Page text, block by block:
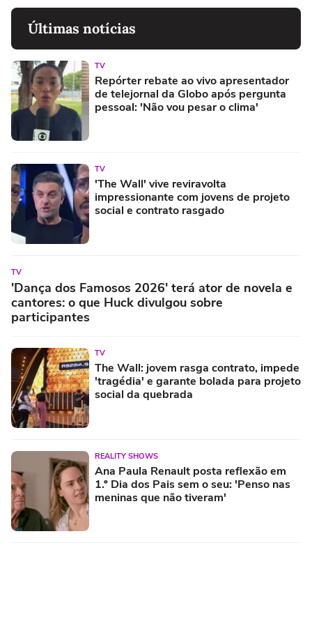
Últimas notícias
TV
Repórter rebate ao vivo apresentador
de telejornal da Globo após pergunta
pessoal: 'Não vou pesar o clima'
TV
'The Wall' vive reviravolta
impressionante com jovens de projeto
social e contrato rasgado
TV
'Dança dos Famosos 2026' terá ator de novela e
cantores: o que Huck divulgou sobre
participantes
TV
The Wall: jovem rasga contrato, impede
'tragédia' e garante bolada para projeto
social da quebrada
REALITY SHOWS
Ana Paula Renault posta reflexão em
1.º Dia dos Pais sem o seu: 'Penso nas
meninas que não tiveram'